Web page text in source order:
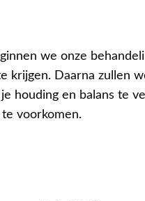
we onze
krijgen. Daarna zullen
houding en balans te
voorkomen.